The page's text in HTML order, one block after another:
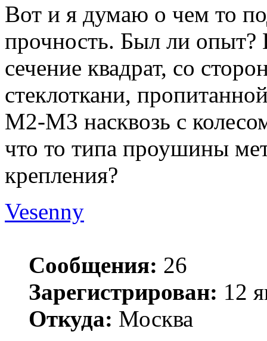
Вот и я думаю о чем то
прочность. Был ли
сечение квадрат, со
стеклоткани,
М2-М3 насквозь с
что то типа проушины
крепления?
Vesenny
Сообщения: 26
Зарегистрирован: 12
Откуда: Москва